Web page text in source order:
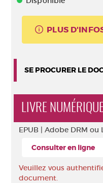
PLUS
SE PROCURER LE
LIVRE
EPUB | Adobe DRM ou
Consulter en ligne
Veuillez vous
document.